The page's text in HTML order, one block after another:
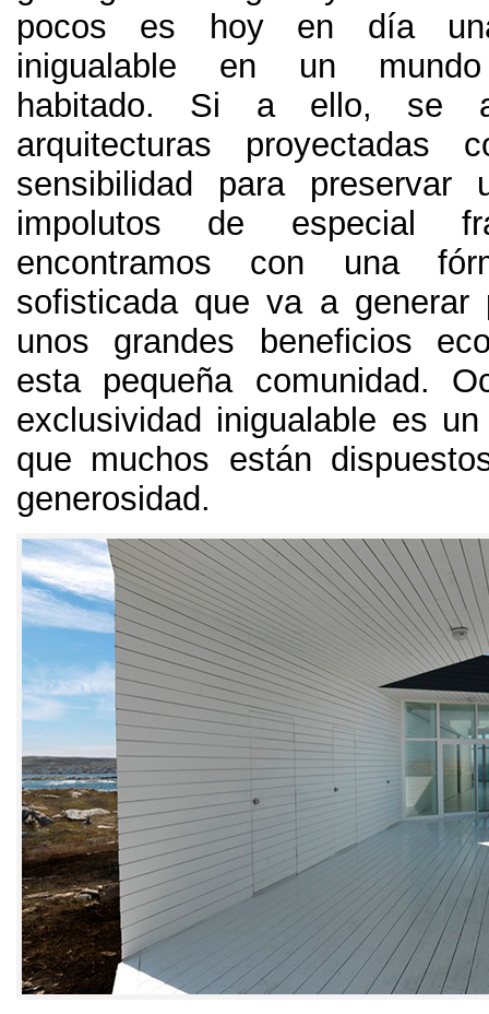
pocos es hoy en día
inigualable en un mundo
habitado. Si a ello, se
arquitecturas proyectadas
sensibilidad para preservar
impolutos de especial
encontramos con una
sofisticada que va a generar
unos grandes beneficios
esta pequeña comunidad.
exclusividad inigualable es
que muchos están
generosidad.